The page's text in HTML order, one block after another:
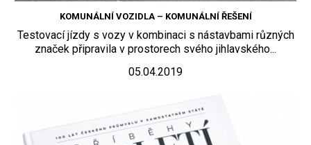
KOMUNÁLNÍ VOZIDLA – KOMUNÁLNÍ ŘEŠENÍ
Testovací jízdy s vozy v kombinaci s nástavbami různých
značek připravila v prostorech svého jihlavského...
05.04.2019